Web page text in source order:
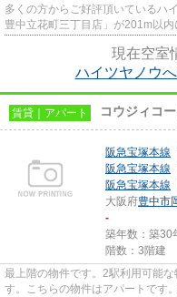
多くの方からご好評頂いているハ
豊中立花町三丁目店」が201m以
現在空室
ハイツヤノウ
賃貸｜アパート コウジィコー
阪急宝塚本線
阪急宝塚本線
阪急宝塚本線
大阪府豊中市
-
築年数：築30
階数：3階建
最上階の物件です。2駅利用可能
す。こちらの物件はアパートです